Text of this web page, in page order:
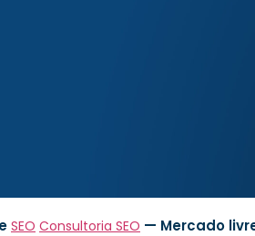
SEO Consultoria SEO — Mercado